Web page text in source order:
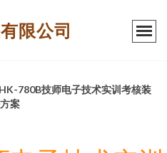
限公司
780B技师电子技术实训考核装
案